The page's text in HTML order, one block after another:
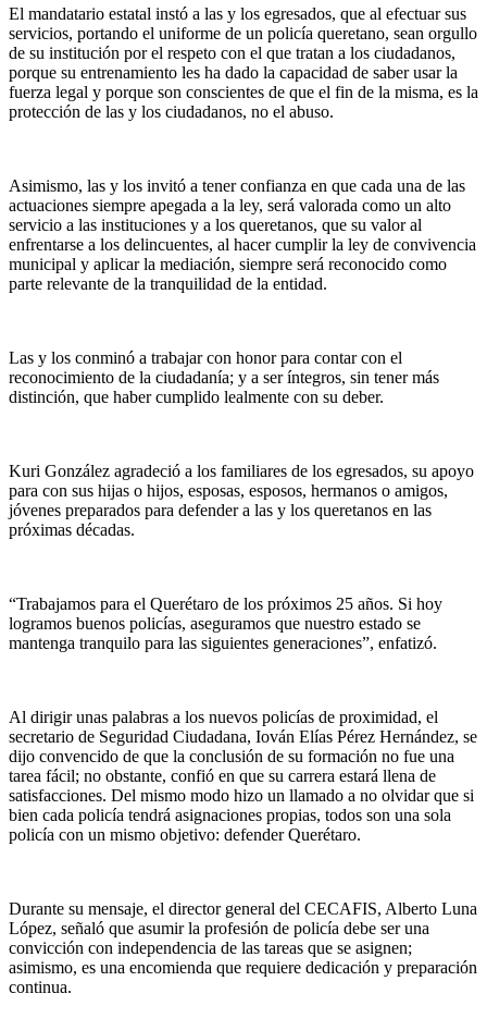
El mandatario estatal instó a las y los egresados, que al efectuar sus
servicios, portando el uniforme de un policía queretano, sean orgullo
de su institución por el respeto con el que tratan a los ciudadanos,
porque su entrenamiento les ha dado la capacidad de saber usar la
fuerza legal y porque son conscientes de que el fin de la misma, es la
protección de las y los ciudadanos, no el abuso.
Asimismo, las y los invitó a tener confianza en que cada una de las
actuaciones siempre apegada a la ley, será valorada como un alto
servicio a las instituciones y a los queretanos, que su valor al
enfrentarse a los delincuentes, al hacer cumplir la ley de convivencia
municipal y aplicar la mediación, siempre será reconocido como
parte relevante de la tranquilidad de la entidad.
Las y los conminó a trabajar con honor para contar con el
reconocimiento de la ciudadanía; y a ser íntegros, sin tener más
distinción, que haber cumplido lealmente con su deber.
Kuri González agradeció a los familiares de los egresados, su apoyo
para con sus hijas o hijos, esposas, esposos, hermanos o amigos,
jóvenes preparados para defender a las y los queretanos en las
próximas décadas.
“Trabajamos para el Querétaro de los próximos 25 años. Si hoy
logramos buenos policías, aseguramos que nuestro estado se
mantenga tranquilo para las siguientes generaciones”, enfatizó.
Al dirigir unas palabras a los nuevos policías de proximidad, el
secretario de Seguridad Ciudadana, Iován Elías Pérez Hernández, se
dijo convencido de que la conclusión de su formación no fue una
tarea fácil; no obstante, confió en que su carrera estará llena de
satisfacciones. Del mismo modo hizo un llamado a no olvidar que si
bien cada policía tendrá asignaciones propias, todos son una sola
policía con un mismo objetivo: defender Querétaro.
Durante su mensaje, el director general del CECAFIS, Alberto Luna
López, señaló que asumir la profesión de policía debe ser una
convicción con independencia de las tareas que se asignen;
asimismo, es una encomienda que requiere dedicación y preparación
continua.